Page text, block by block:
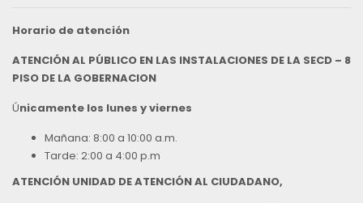
Horario de atención
ATENCIÓN AL PÚBLICO EN LAS INSTALACIONES DE LA SECD – 8
PISO DE LA GOBERNACION
Únicamente los lunes y viernes
Mañana: 8:00 a 10:00 a.m.
Tarde: 2:00 a 4:00 p.m
ATENCIÓN UNIDAD DE ATENCIÓN AL CIUDADANO,